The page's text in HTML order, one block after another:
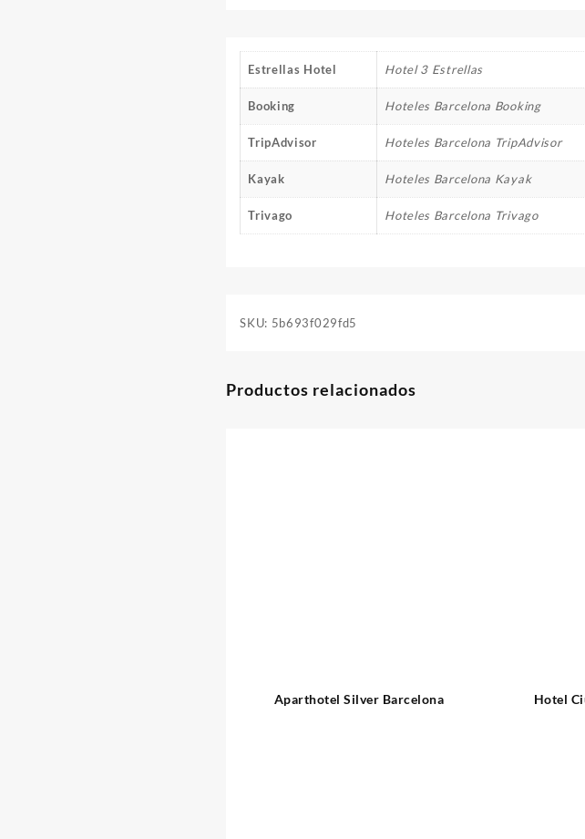
Estrellas Hotel Hotel 3 Estrellas
Booking Hoteles Barcelona Booking
TripAdvisor Hoteles Barcelona TripAdvisor
Kayak Hoteles Barcelona Kayak
Trivago Hoteles Barcelona Trivago
SKU: 5b693f029fd5
Productos relacionados
Aparthotel Silver Barcelona Hotel